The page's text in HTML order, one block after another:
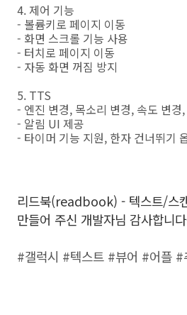
4. 제어 기능
- 볼륨키로 페이지 이동
- 화면 스크롤 기능 사용
- 터치로 페이지 이동
- 자동 화면 꺼짐 방지
5. TTS
- 엔진 변경, 목소리 변경, 속도 변경
- 알림 UI 제공
- 타이머 기능 지원, 한자 건너뛰기
리드북(readbook) - 텍스트/스
만들어 주신 개발자님 감사합니
#갤럭시 #텍스트 #뷰어 #어플 #